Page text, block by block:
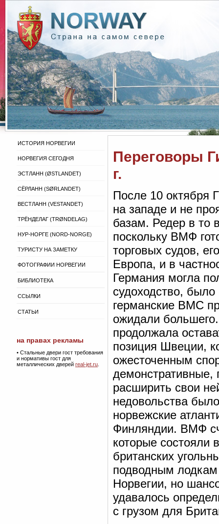
ИСТОРИЯ НОРВЕГИИ
НОРВЕГИЯ СЕГОДНЯ
ЭСТЛАНН (ØSTLANDET)
СЁРЛАНН (SØRLANDET)
ВЕСТЛАНН (VESTANDET)
ТРЁНДЕЛАГ (TRØNDELAG)
НУР-НОРГЕ (NORD-NORGE)
ТУРИСТУ НА ЗАМЕТКУ
ФОТОГРАФИИ НОРВЕГИИ
БИБЛИОТЕКА
ССЫЛКИ
СТАТЬИ
на правах рекламы
• Стальные двери гост требования
и нормативы гост для
металлических дверей real-jet.ru
Переговоры
г.
После 10 октября
на западе и не
базам. Редер в то
поскольку ВМФ
торговых судов,
Европа, и в
Германия могла
судоходство,
германские ВМС
ожидали
продолжала
позиция Швеции,
ожесточенным
демонстративные,
расширить свои
недовольства
норвежские
Финляндии. ВМФ
которые состояли
британских
подводным лодкам
Норвегии, но
удавалось
с грузом для